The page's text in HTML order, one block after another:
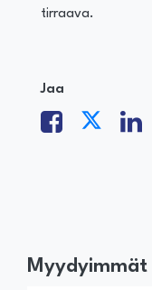
tirraava.
Jaa